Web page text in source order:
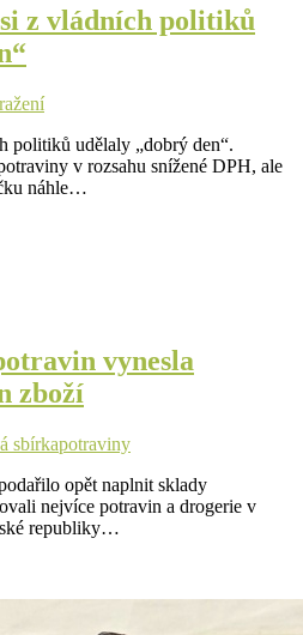
z vládních politiků
politiků udělaly „dobrý den“.
v rozsahu snížené DPH, ale
náhle…
vynesla
zboží
sbírkapotraviny
opět naplnit sklady
nejvíce potravin a drogerie v
republiky…